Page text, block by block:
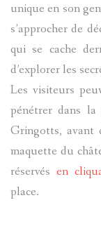
unique en son
s’approcher de
qui se cache
d’explorer les
Les visiteurs
pénétrer dans
Gringotts, avant
maquette du
réservés en
place.